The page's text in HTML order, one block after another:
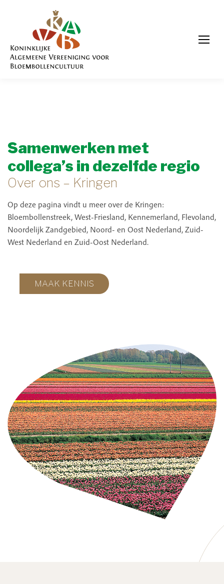
Samenwerken met
collega’s in dezelfde regio
Over ons – Kringen
Op deze pagina vindt u meer over de Kringen:
Bloembollenstreek, West-Friesland, Kennemerland, Flevoland,
Noordelijk Zandgebied, Noord- en Oost Nederland, Zuid-
West Nederland en Zuid-Oost Nederland.
MAAK KENNIS